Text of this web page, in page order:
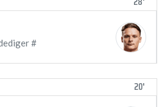
#
20'